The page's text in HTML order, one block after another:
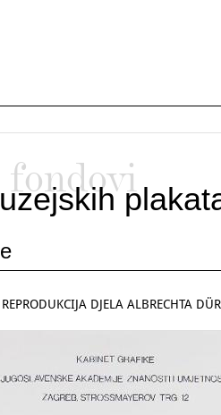
fondovi
DJELA ALBRECHTA